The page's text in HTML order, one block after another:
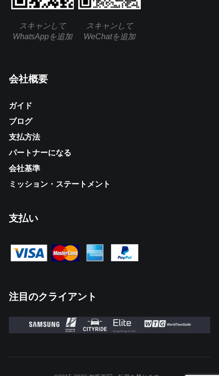
スキャンして
WhatsAppを追加
スキャンして
WeChatを追加
会社概要
ガイド
ブログ
支払方法
パートナーになる
会社基準
ミッション・ステートメント
支払い
注目のクライアント